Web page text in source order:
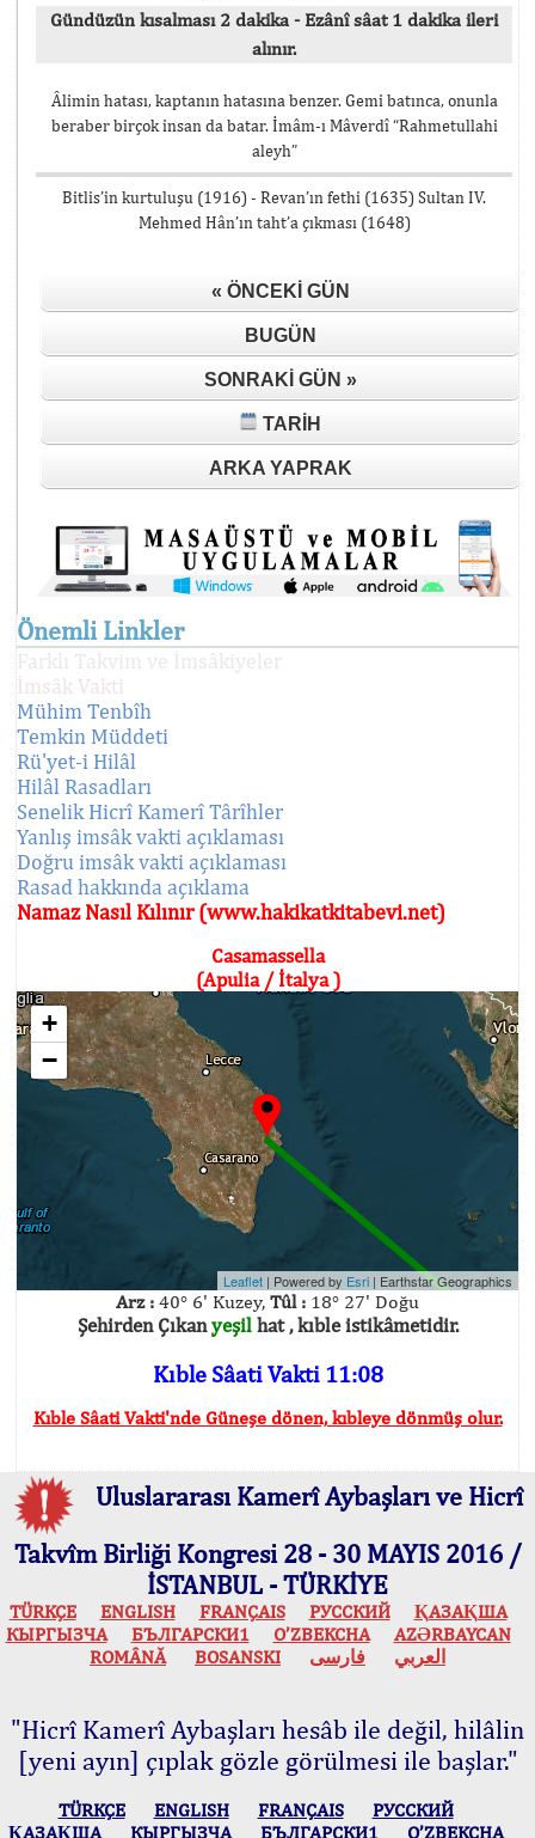
Gündüzün kısalması 2 dakika - Ezânî sâat 1 dakika ileri
alınır.
Âlimin hatası, kaptanın hatasına benzer. Gemi batınca, onunla
beraber birçok insan da batar. İmâm-ı Mâverdî “Rahmetullahi
aleyh”
Bitlis’in kurtuluşu (1916) - Revan’ın fethi (1635) Sultan IV.
Mehmed Hân’ın taht’a çıkması (1648)
« ÖNCEKI GÜN
BUGÜN
SONRAKI GÜN »
TARIH
ARKA YAPRAK
Önemli Linkler
Farklı Takvim ve İmsâkiyeler
İmsâk Vakti
Mühim Tenbîh
Temkin Müddeti
Rü'yet-i Hilâl
Hilâl Rasadları
Senelik Hicrî Kamerî Târîhler
Yanlış imsâk vakti açıklaması
Doğru imsâk vakti açıklaması
Rasad hakkında açıklama
Namaz Nasıl Kılınır (www.hakikatkitabevi.net)
Casamassella
(Apulia / İtalya )
+
−
Leaflet | Powered by Esri | Earthstar Geographics
Arz : 40° 6' Kuzey, Tûl : 18° 27' Doğu
Şehirden Çıkanyeşilhat , kıble istikâmetidir.
Kıble Sâati Vakti 11:08
Kıble Sâati Vakti'nde Güneşe dönen, kıbleye dönmüş olur.
Uluslararası Kamerî Aybaşları ve Hicrî
Takvîm Birliği Kongresi 28 - 30 MAYIS 2016 /
İSTANBUL - TÜRKİYE
TÜRKÇE ENGLISH FRANÇAIS РУССКИЙ
ҚАЗАҚША
КЫPГЫЗЧA
БЪЛГАРСКИ1 O’ZBEKCHA
AZӘRBAYCAN
ROMÂNĂ
BOSANSKI العربي فارسی
"Hicrî Kamerî Aybaşları hesâb ile değil, hilâlin
[yeni ayın] çıplak gözle görülmesi ile başlar."
TÜRKÇE ENGLISH FRANÇAIS
РУССКИЙ
ҚАЗАҚША
КЫPГЫЗЧA БЪЛГАРСКИ1 O’ZBEKCHA